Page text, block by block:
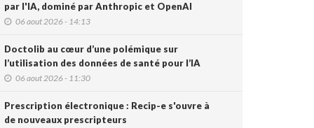
par l'IA, dominé par Anthropic et OpenAI
06 aout 2026 - 14:13
Doctolib au cœur d’une polémique sur
l’utilisation des données de santé pour l’IA
06 aout 2026 - 11:30
Prescription électronique : Recip-e s'ouvre à
de nouveaux prescripteurs